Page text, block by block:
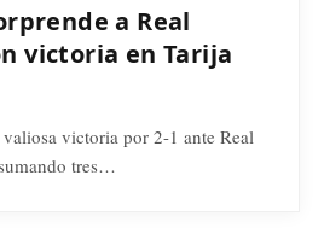
a Real
victoria en Tarija
victoria por 2-1 ante Real
tres…